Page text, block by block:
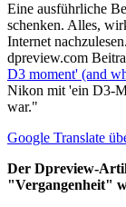
Eine ausführliche
schenken. Alles,
Internet
dpreview.com
D3 moment' (and
Nikon mit 'ein D3-
war."
Google Translate
Der Dpreview-
"Vergangenheit"